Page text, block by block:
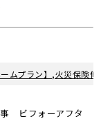
ムプラン】,火災保険修
ビフォーアフタ